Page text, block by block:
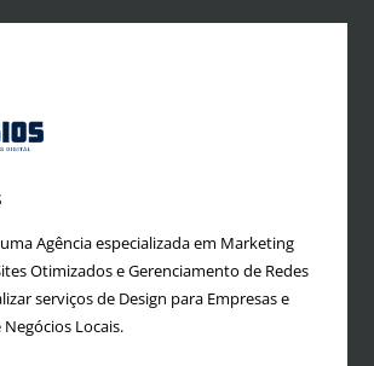
Agência especializada em Marketing
Otimizados e Gerenciamento de Redes
serviços de Design para Empresas e
Locais.